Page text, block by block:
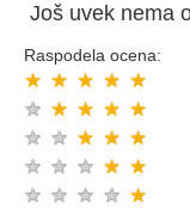
Još uvek nema
Raspodela ocena:
★
★
★
★
★
★
★
★
★
★
★
★
★
★
★
★
★
★
★
★
★
★
★
★
★